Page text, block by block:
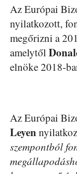
Az Európai
nyilatkozott,
megőrizni a
amelytől
elnöke 2018-
Az Európai
Leyen
szempontból